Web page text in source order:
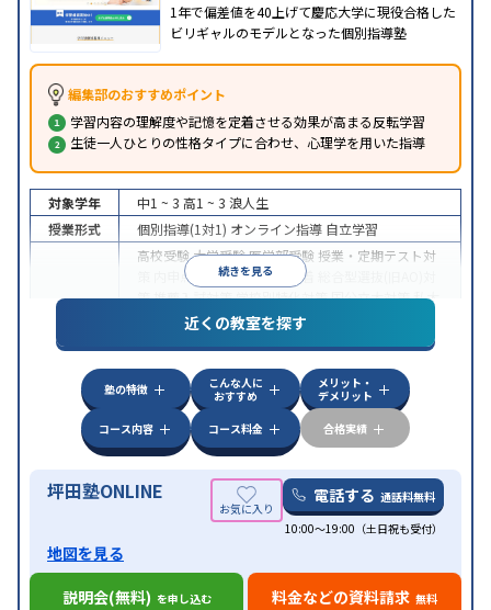
1年で偏差値を40上げて慶応大学に現役合格した
ビリギャルのモデルとなった個別指導塾
編集部のおすすめポイント
学習内容の理解度や記憶を定着させる効果が高まる反転学習
生徒一人ひとりの性格タイプに合わせ、心理学を用いた指導
続きを見る
対象学年 中1 ~ 3 高1 ~ 3 浪人生
授業形式
個別指導(1対1) オンライン指導 自立学習
高校受験大学受験医学部受験 授業・定期テスト対
内申点対策学習習慣の定着
策推薦入試対策学校別特化対策国公立大対策私大
共通テスト対策英検(英語検定)対策
その
特徴
中高一貫校生に対応授業の振替可能 不登校生に対
学習にPC・タブレットを利用オンライン対応
科目から受講可能季節講習のみの受講可発達障害
の子どもに対応
近くの教室を探す
塾の特徴
こんな人に
おすすめ
メリット・
デメリット
コース内容
コース料金 合格実績
坪田塾ONLINE 電話する 通話料無料
10:00～19:00（土日祝も受付）
地図を見る
説明会(無料) を申し込む 料金などの資料請求 無料